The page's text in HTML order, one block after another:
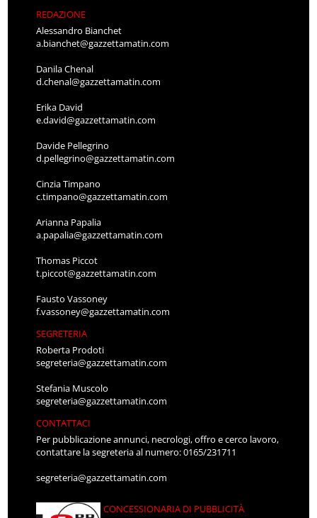
REDAZIONE
Alessandro Bianchet
a.bianchet@gazzettamatin.com
Danila Chenal
d.chenal@gazzettamatin.com
Erika David
e.david@gazzettamatin.com
Davide Pellegrino
d.pellegrino@gazzettamatin.com
Cinzia Timpano
c.timpano@gazzettamatin.com
Arianna Papalia
a.papalia@gazzettamatin.com
Thomas Piccot
t.piccot@gazzettamatin.com
Fausto Vassoney
f.vassoney@gazzettamatin.com
SEGRETERIA
Roberta Prodoti
segreteria@gazzettamatin.com
Stefania Muscolo
segreteria@gazzettamatin.com
CONTATTACI
Per pubblicazione annunci, necrologi, offro e cerco lavoro,
contattare la segreteria al numero: 0165/231711
segreteria@gazzettamatin.com
CONCESSIONARIA DI PUBBLICITÀ